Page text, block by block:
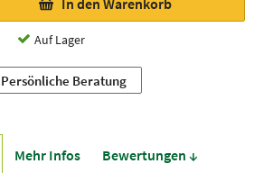
In den Warenkorb
Auf Lager
Persönliche Beratung
Mehr Infos Bewer­tungen ↓